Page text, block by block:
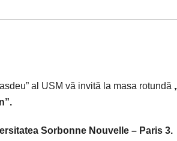
al USM vă invită la masa rotundă
Sorbonne Nouvelle – Paris 3.